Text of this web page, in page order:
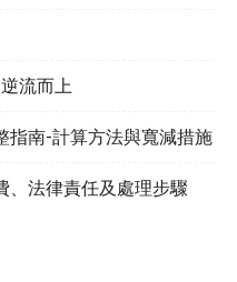
流而上
指南-計算方法與寬減措施
、法律責任及處理步驟